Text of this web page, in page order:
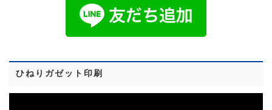
ひねりガゼット印刷